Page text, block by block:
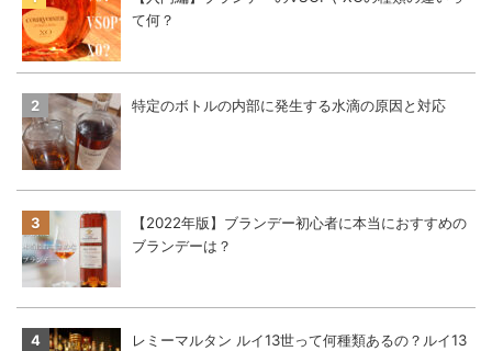
て何？
特定のボトルの内部に発生する水滴の原因と対応
【2022年版】ブランデー初心者に本当におすすめの
ブランデーは？
レミーマルタン ルイ13世って何種類あるの？ルイ13